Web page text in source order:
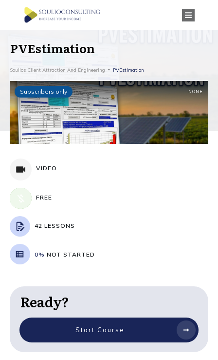
PVEstimation
Soulios Client Attraction And Engineering PVEstimation
Subscribers only NONE
VIDEO
FREE
42 LESSONS
0% NOT STARTED
Ready?
Start Course